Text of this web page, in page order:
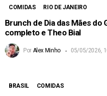
COMIDAS RIO DE JANEIRO
Brunch de Dia das Mães
completo e Theo Bial
Por Alex Minho 05/05/2026,
BRASIL COMIDAS